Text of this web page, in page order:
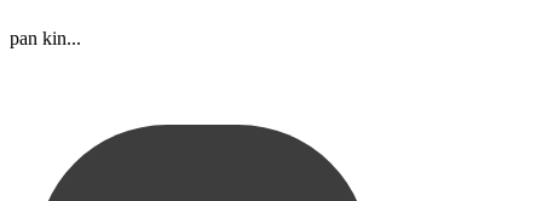
pan kin...